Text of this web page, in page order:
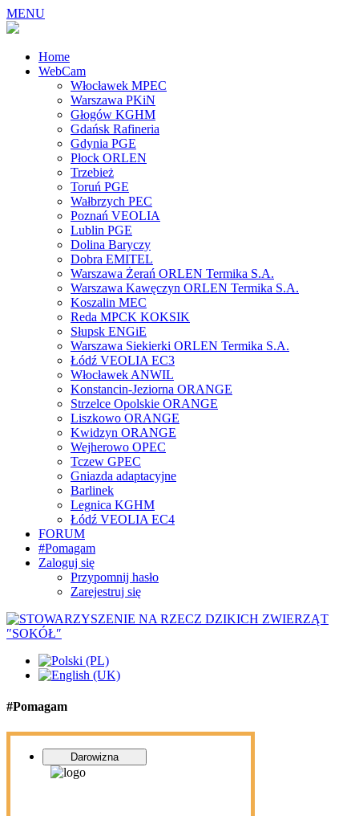
MENU
Home
WebCam
Włocławek MPEC
Warszawa PKiN
Głogów KGHM
Gdańsk Rafineria
Gdynia PGE
Płock ORLEN
Trzebież
Toruń PGE
Wałbrzych PEC
Poznań VEOLIA
Lublin PGE
Dolina Baryczy
Dobra EMITEL
Warszawa Żerań ORLEN Termika S.A.
Warszawa Kawęczyn ORLEN Termika S.A.
Koszalin MEC
Reda MPCK KOKSIK
Słupsk ENGiE
Warszawa Siekierki ORLEN Termika S.A.
Łódź VEOLIA EC3
Włocławek ANWIL
Konstancin-Jeziorna ORANGE
Strzelce Opolskie ORANGE
Liszkowo ORANGE
Kwidzyn ORANGE
Wejherowo OPEC
Tczew GPEC
Gniazda adaptacyjne
Barlinek
Legnica KGHM
Łódź VEOLIA EC4
FORUM
#Pomagam
Zaloguj się
Przypomnij hasło
Zarejestruj się
#Pomagam
Darowizna